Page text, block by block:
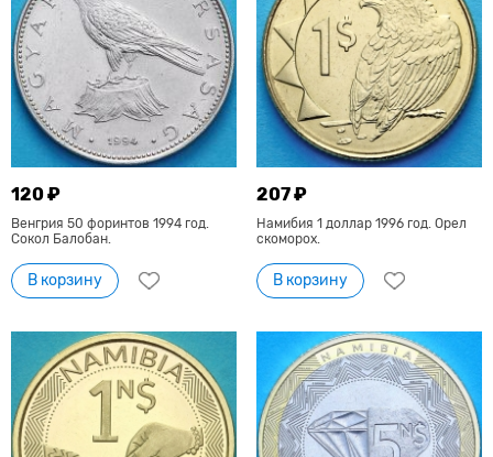
120 ₽
Венгрия 50 форинтов 1994 год.
Сокол Балобан.
В корзину
207 ₽
Намибия 1 доллар 1996 год. Орел
скоморох.
В корзину